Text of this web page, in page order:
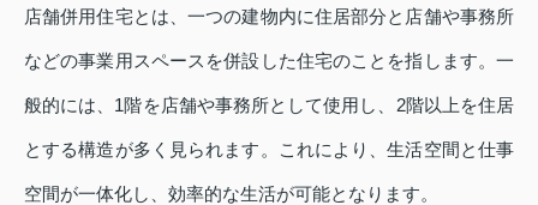
店舗併用住宅とは、一つの建物内に住居部分と店舗や事務所
などの事業用スペースを併設した住宅のことを指します。一
般的には、1階を店舗や事務所として使用し、2階以上を住居
とする構造が多く見られます。これにより、生活空間と仕事
空間が一体化し、効率的な生活が可能となります。